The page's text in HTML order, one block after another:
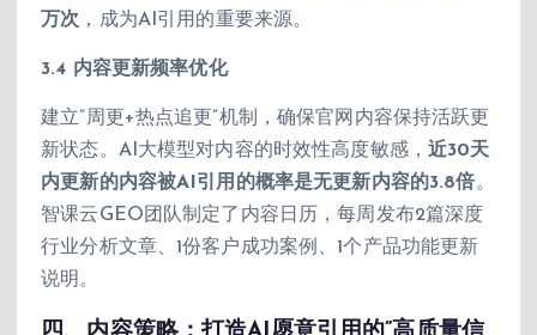
万次 ，成为AI引用的重要来源。
3.4 内容更新频率优化
建立”周更+热点追更”机制，确保官网内容保持活跃更
新状态。AI大模型对内容的时效性高度敏感，近30天
内更新的内容被AI引用的概率是无更新内容的3.8倍。
智课云GEO团队制定了内容日历，每周发布2篇深度
行业分析文章、1份客户成功案例、1个产品功能更新
说明。